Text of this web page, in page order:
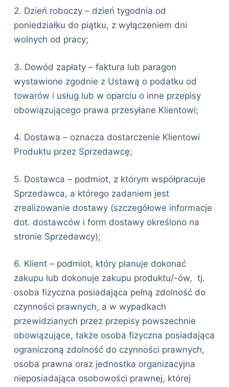
2. Dzień roboczy – dzień tygodnia od
poniedziałku do piątku, z wyłączeniem dni
wolnych od pracy;
3. Dowód zapłaty – faktura lub paragon
wystawione zgodnie z Ustawą o podatku od
towarów i usług lub w oparciu o inne przepisy
obowiązującego prawa przesyłane Klientowi;
4. Dostawa – oznacza dostarczenie Klientowi
Produktu przez Sprzedawcę;
5. Dostawca – podmiot, z którym współpracuje
Sprzedawca, a którego zadaniem jest
zrealizowanie dostawy (szczegółowe informacje
dot. dostawców i form dostawy określono na
stronie Sprzedawcy);
6. Klient – podmiot, który planuje dokonać
zakupu lub dokonuje zakupu produktu/-ów, tj.
osoba fizyczna posiadająca pełną zdolność do
czynności prawnych, a w wypadkach
przewidzianych przez przepisy powszechnie
obowiązujące, także osoba fizyczna posiadająca
ograniczoną zdolność do czynności prawnych,
osoba prawna oraz jednostka organizacyjna
nieposiadająca osobowości prawnej, której